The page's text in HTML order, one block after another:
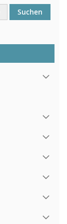
Suchen